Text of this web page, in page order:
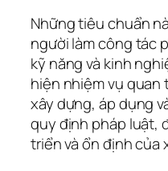
Những tiêu chuẩn
người làm công tác
kỹ năng và kinh
hiện nhiệm vụ
xây dựng, áp dụng
quy định pháp luật,
triển và ổn định của